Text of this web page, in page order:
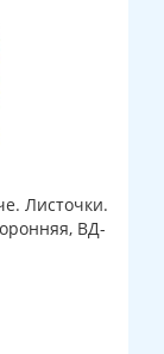
Листочки.
ВД-